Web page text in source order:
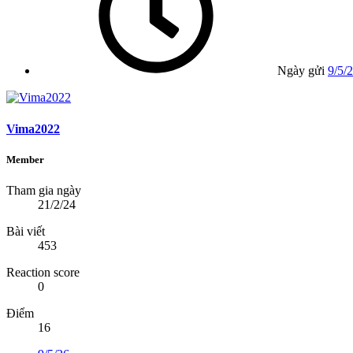
Ngày gửi 9/5/
Vima2022
Member
Tham gia ngày
21/2/24
Bài viết
453
Reaction score
0
Điểm
16